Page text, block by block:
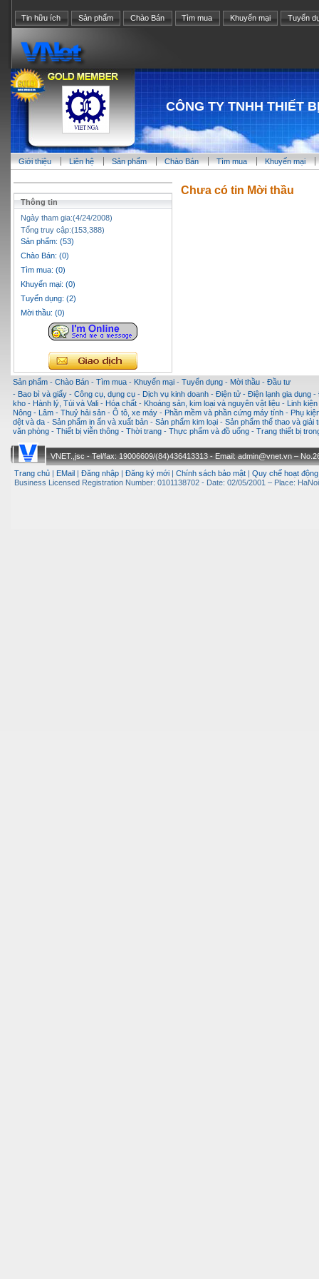
Tin hữu ích Sản phẩm Chào Bán Tìm mua Khuyến mại Tuyển
CÔNG TY TNHH THIẾT
Giới thiệu Liên hệ Sản phẩm Chào Bán Tìm mua Khuyến mại
Thông tin
Ngày tham gia:(4/24/2008)
Tổng truy cập:(153,388)
Sản phẩm: (53)
Chào Bán: (0)
Tìm mua: (0)
Khuyến mại: (0)
Tuyển dụng: (2)
Mời thầu: (0)
Chưa có tin Mời thầu
Sản phẩm - Chào Bán - Tìm mua - Khuyến mại - Tuyển dụng - Mời thầu - Đầu tư
- Bao bì và giấy - Công cụ, dụng cụ - Dịch vụ kinh doanh - Điện tử - Điện lạnh gia dụng -
kho - Hành lý, Túi và Vali - Hóa chất - Khoáng sản, kim loại và nguyên vật liệu -
Linh
Nông - Lâm - Thuỷ hải sản - Ô tô, xe máy - Phần mềm và phần cứng máy tính - Phụ
dệt và da - Sản phẩm in ấn và xuất bản - Sản phẩm kim loại - Sản phẩm thể thao và giải
văn phòng - Thiết bị viễn thông - Thời trang - Thực phẩm và đồ uống - Trang thiết bị
VNET.,jsc - Tel/fax: 19006609/(84)436413313 - Email: admin@vnet.vn –
Trang chủ
EMail Đăng nhập Đăng ký mới Chính sách bảo mật Quy chế hoạt động
Business Licensed Registration Number: 0101138702 - Date: 02/05/2001 – Place: